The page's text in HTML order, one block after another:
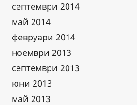
септември 2014
май 2014
февруари 2014
ноември 2013
септември 2013
юни 2013
май 2013